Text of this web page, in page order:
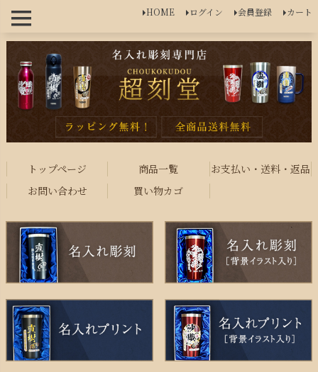
HOME ログイン 会員登録 カート
トップページ 商品一覧
お支払い・送料・返品
お問い合わせ
買い物カゴ